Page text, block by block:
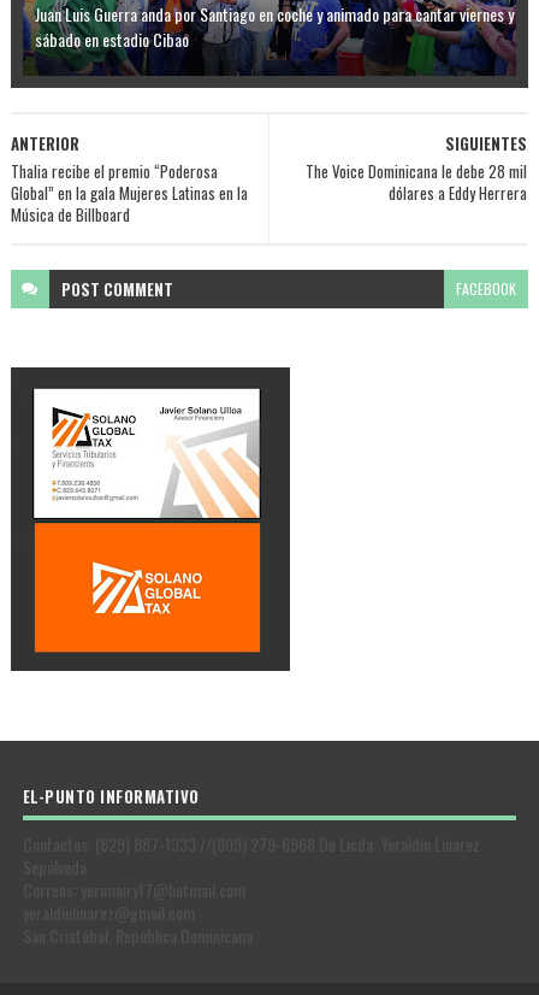
Juan Luis Guerra anda por Santiago en coche y animado para cantar viernes y
sábado en estadio Cibao
SIGUIENTES
The Voice Dominicana le debe 28 mil
dólares a Eddy Herrera
ANTERIOR
Thalia recibe el premio “Poderosa
Global” en la gala Mujeres Latinas en la
Música de Billboard
POST COMMENT FACEBOOK
EL-PUNTO INFORMATIVO